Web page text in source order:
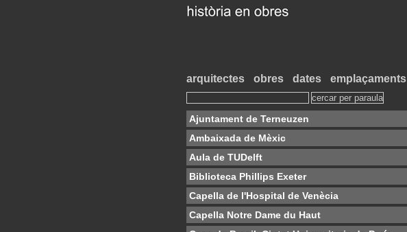
arquitectes obres dates emplaçaments
Ajuntament de Terneuzen
Ambaixada de Mèxic
Aula de TUDelft
Biblioteca Phillips Exeter
Capella de l'Hospital de Venècia
Capella Notre Dame du Haut